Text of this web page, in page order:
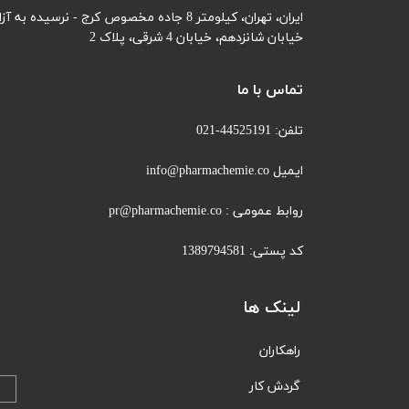
تماس با ما
تلفن: 44525191-021
ایمیل info@pharmachemie.co
روابط عمومی : pr@pharmachemie.co
کد پستی: 1389794581
ایران، تهران، کیلومتر 8 جاده مخصوص کرج - نرسیده به آزادگان
خیابان شانزدهم، خیابان 4 شرقی، پلاک 2
لینک ها
راهکاران
​​گردش کار